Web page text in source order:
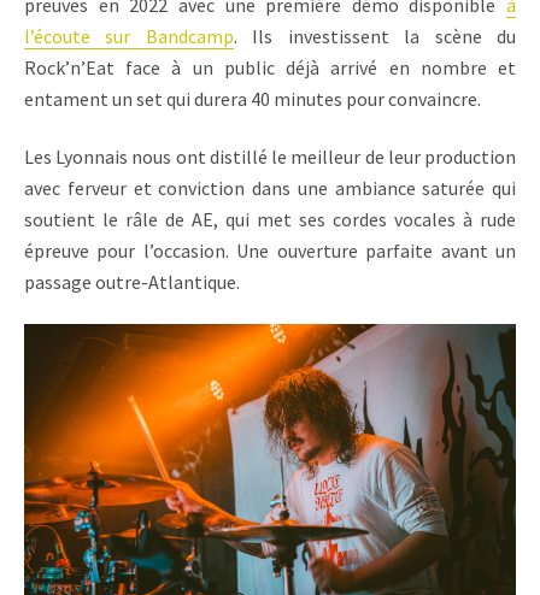
l’écoute sur Bandcamp. Ils investissent la scène du
Rock’n’Eat face à un public déjà arrivé en nombre et
entament un set qui durera 40 minutes pour convaincre.
Les Lyonnais nous ont distillé le meilleur de leur production
avec ferveur et conviction dans une ambiance saturée qui
soutient le râle de AE, qui met ses cordes vocales à rude
épreuve pour l’occasion. Une ouverture parfaite avant un
passage outre-Atlantique.